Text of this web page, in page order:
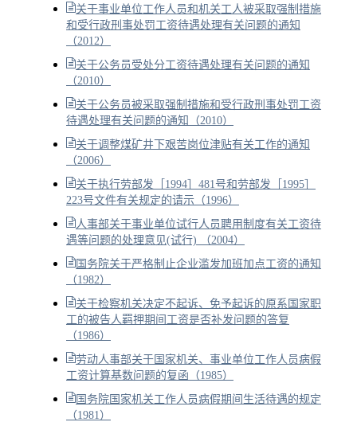
关于事业单位工作人员和机关工人被采取强制措施
和受行政刑事处罚工资待遇处理有关问题的通知
（2012）
关于公务员受处分工资待遇处理有关问题的通知
（2010）
关于公务员被采取强制措施和受行政刑事处罚工资
待遇处理有关问题的通知（2010）
关于调整煤矿井下艰苦岗位津贴有关工作的通知
（2006）
关于执行劳部发［1994］481号和劳部发［1995］
223号文件有关规定的请示（1996）
人事部关于事业单位试行人员聘用制度有关工资待
遇等问题的处理意见(试行) （2004）
国务院关于严格制止企业滥发加班加点工资的通知
（1982）
关于检察机关决定不起诉、免予起诉的原系国家职
工的被告人羁押期间工资是否补发问题的答复
（1986）
劳动人事部关于国家机关、事业单位工作人员病假
工资计算基数问题的复函（1985）
国务院国家机关工作人员病假期间生活待遇的规定
（1981）